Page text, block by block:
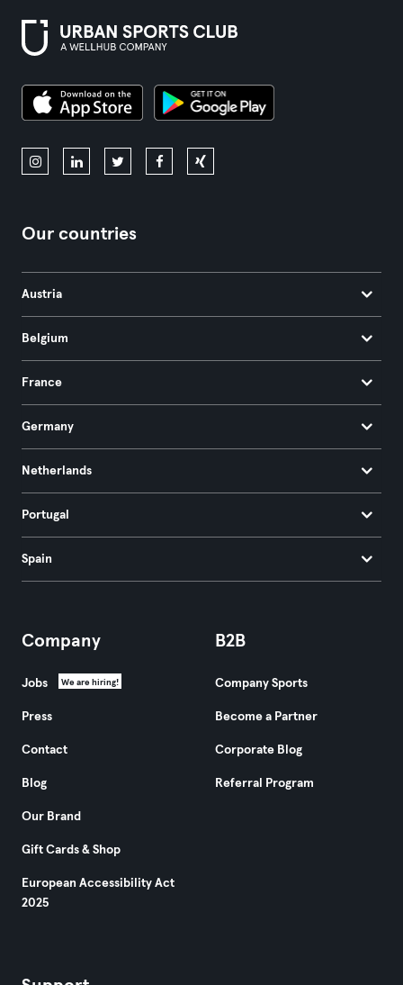
Our countries
Austria
Belgium
France
Germany
Netherlands
Portugal
Spain
Company
Jobs We are hiring!
Press
Contact
Blog
Our Brand
Gift Cards & Shop
European Accessibility Act
2025
B2B
Company Sports
Become a Partner
Corporate Blog
Referral Program